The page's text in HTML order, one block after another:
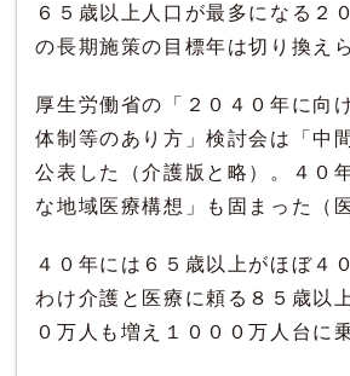
６５歳以上人口が最多になる２
の長期施策の目標年は切り換え
厚生労働省の「２０４０年に向
体制等のあり方」検討会は「中
公表した（介護版と略）。４０
な地域医療構想」も固まった（
４０年には６５歳以上がほぼ４
わけ介護と医療に頼る８５歳以
０万人も増え１０００万人台に